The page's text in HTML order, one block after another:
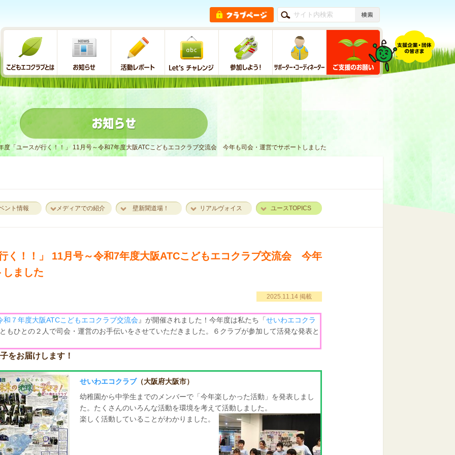
度「ユースが行く！！」 11月号～令和7年度大阪ATCこどもエコクラブ交流会 今年も司会・運営でサポートしました
ント情報 メディアでの紹介 壁新聞道場！ リアルヴォイス ユースTOPICS
く！！」 11月号～令和7年度大阪ATCこどもエコクラブ交流会 今年
ました
2025.11.14 掲載
和７年度大阪ATCこどもエコクラブ交流会 』が開催されました！今年度は私たち「 せいわエコクラ
もひとの２人で司会・運営のお手伝いをさせていただきました。６クラブが参加して活発な発表と
をお届けします！
せいわエコクラブ（大阪府大阪市）
幼稚園から中学生までのメンバーで「今年楽しかった活動」を発表しまし
た。たくさんのいろんな活動を環境を考えて活動しました。
楽しく活動していることがわかりました。